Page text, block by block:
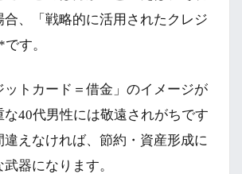
合、「戦略的に活用されたクレジ
す。
ットカード＝借金」のイメージが
40代男性には敬遠されがちです
違えなければ、節約・資産形成に
器になります。